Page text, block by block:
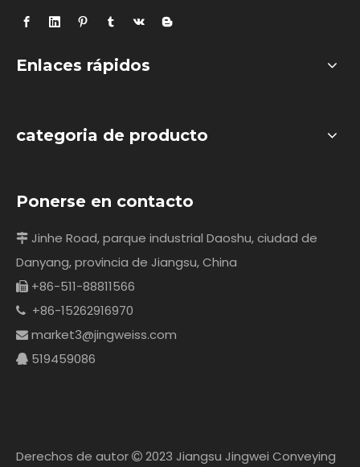
Enlaces rápidos
categoria de producto
Ponerse en contacto
 Jinhe Road, parque industrial Daoshu, ciudad de
Danyang, provincia de Jiangsu, China
 +86-511-88811566
 +86-15262916970
 market3@jingweiss.com
 519459086
Derechos de autor  2023 Jiangsu Jingwei Conveying